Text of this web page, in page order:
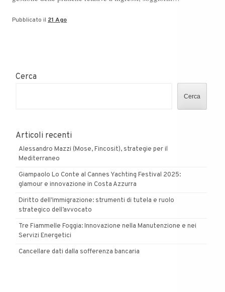
Pubblicato il 21 Ago
Cerca
Cerca
Articoli recenti
Alessandro Mazzi (Mose, Fincosit), strategie per il
Mediterraneo
Giampaolo Lo Conte al Cannes Yachting Festival 2025:
glamour e innovazione in Costa Azzurra
Diritto dell’immigrazione: strumenti di tutela e ruolo
strategico dell’avvocato
Tre Fiammelle Foggia: Innovazione nella Manutenzione e nei
Servizi Energetici
Cancellare dati dalla sofferenza bancaria